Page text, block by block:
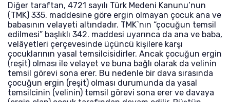
Diğer taraftan, 4721 sayılı Türk Medeni Kanunu’nun
(TMK) 335. maddesine göre ergin olmayan çocuk ana ve
babasının velayeti altındadır. TMK`nın “çocuğun temsil
edilmesi” başlıklı 342. maddesi uyarınca da ana ve baba,
velâyetleri çerçevesinde üçüncü kişilere karşı
çocuklarının yasal temsilcisidirler. Ancak çocuğun ergin
(reşit) olması ile velayet ve buna bağlı olarak da velinin
temsil görevi sona erer. Bu nedenle bir dava sırasında
çocuğun ergin (reşit) olması durumunda da yasal
temsilcinin (velinin) temsil görevi sona erer ve davaya